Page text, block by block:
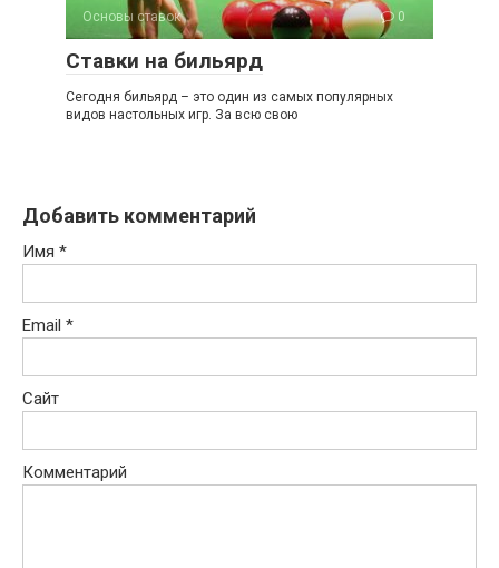
Основы ставок 0
Ставки на бильярд
Сегодня бильярд – это один из самых популярных
видов настольных игр. За всю свою
Добавить комментарий
Имя *
Email *
Сайт
Комментарий